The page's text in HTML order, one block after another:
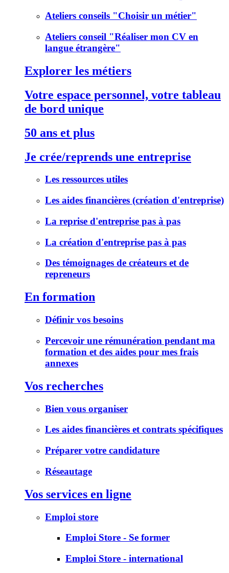
Ateliers conseils "Choisir un métier"
Ateliers conseil "Réaliser mon CV en
langue étrangère"
Explorer les métiers
Votre espace personnel, votre tableau
de bord unique
50 ans et plus
Je crée/reprends une entreprise
Les ressources utiles
Les aides financières (création d'entreprise)
La reprise d'entreprise pas à pas
La création d'entreprise pas à pas
Des témoignages de créateurs et de
repreneurs
En formation
Définir vos besoins
Percevoir une rémunération pendant ma
formation et des aides pour mes frais
annexes
Vos recherches
Bien vous organiser
Les aides financières et contrats spécifiques
Préparer votre candidature
Réseautage
Vos services en ligne
Emploi store
Emploi Store - Se former
Emploi Store - international